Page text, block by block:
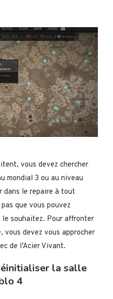
vous devez chercher
mondial 3 ou au niveau
dans le repaire à tout
que vous pouvez
le souhaitez. Pour affronter
vous devez vous approcher
de l’Acier Vivant.
la salle
4